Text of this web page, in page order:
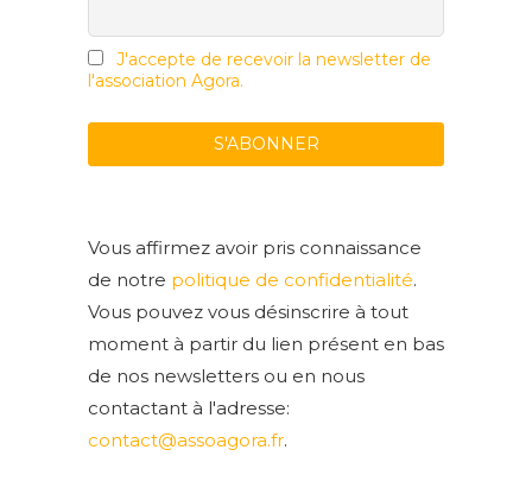
J'accepte de recevoir la newsletter de
l'association Agora.
Vous affirmez avoir pris connaissance
de notre politique de confidentialité.
Vous pouvez vous désinscrire à tout
moment à partir du lien présent en bas
de nos newsletters ou en nous
contactant à l'adresse:
contact@assoagora.fr.